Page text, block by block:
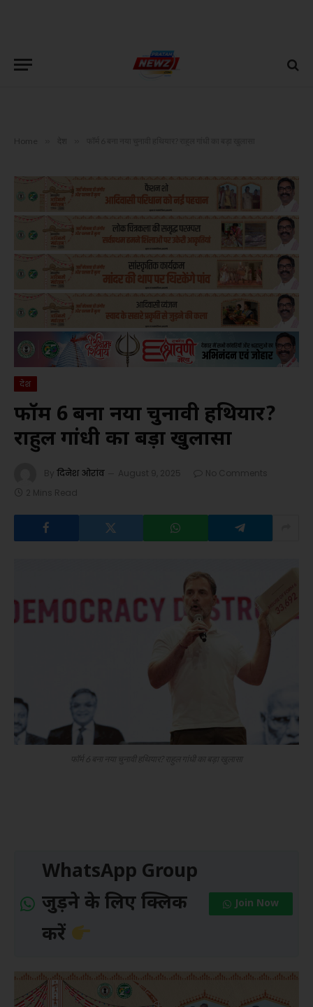
Home
देश
फॉर्म 6 बना नया चुनावी हथियार?
राहुल गांधी का बड़ा खुलासा
By दिनेश ओरांव August 9, 2025
No Comments
2 Mins Read
फॉर्म 6 बना नया चुनावी हथियार? राहुल गांधी का बड़ा खुलासा
WhatsApp Group
जुड़ने के लिए क्लिक
करें
Join Now